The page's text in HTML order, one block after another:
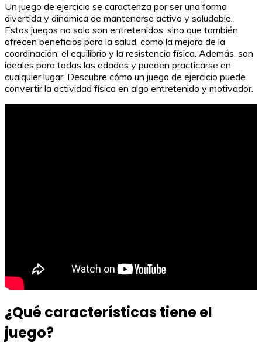
Un juego de ejercicio se caracteriza por ser una forma
divertida y dinámica de mantenerse activo y saludable.
Estos juegos no solo son entretenidos, sino que también
ofrecen beneficios para la salud, como la mejora de la
coordinación, el equilibrio y la resistencia física. Además, son
ideales para todas las edades y pueden practicarse en
cualquier lugar. Descubre cómo un juego de ejercicio puede
convertir la actividad física en algo entretenido y motivador.
¿Qué características tiene el
juego?